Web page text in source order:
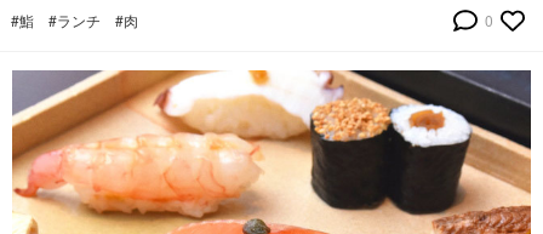
#鮨 #ランチ #肉 0